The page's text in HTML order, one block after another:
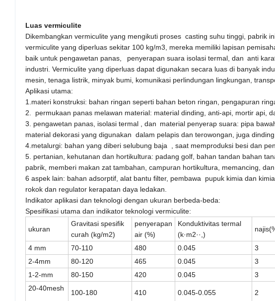
Luas vermiculite
Dikembangkan vermiculite yang mengikuti proses casting suhu tinggi, pabrik
vermiculite yang diperluas sekitar 100 kg/m3, mereka memiliki lapisan
baik untuk pengawetan panas, penyerapan suara isolasi termal, dan anti
industri. Vermiculite yang diperluas dapat digunakan secara luas di banyak
mesin, tenaga listrik, minyak bumi, komunikasi perlindungan lingkungan,
Aplikasi utama:
1.materi konstruksi: bahan ringan seperti bahan beton ringan, pengapuran
2.
permukaan panas melawan material: material dinding, anti-api, mortir api,
3. pengawetan panas, isolasi termal , dan material penyerap suara: pipa
material dekorasi yang digunakan dalam pelapis dan terowongan, juga
4.metalurgi: bahan yang diberi selubung baja , saat memproduksi besi dan
5. pertanian, kehutanan dan hortikultura: padang golf, bahan tandan bahan
pabrik, memberi makan zat tambahan, campuran hortikultura, memancing,
6 aspek lain: bahan adsorptif, alat bantu filter, pembawa pupuk kimia dan
rokok dan regulator kerapatan daya ledakan.
Indikator aplikasi dan teknologi dengan ukuran berbeda-beda:
Spesifikasi utama dan indikator teknologi vermiculite:
ukuran
Gravitasi spesifik
curah (kg/m2)
penyerapan
air (%)
Konduktivitas termal
(k·m2··,)
najis
4 mm 70-110 480 0.045
3
2-4mm
80-120 465 0.045
3
1-2-mm
80-150 420 0.045
3
20-40mesh
100-180 410 0.045-0.055 2